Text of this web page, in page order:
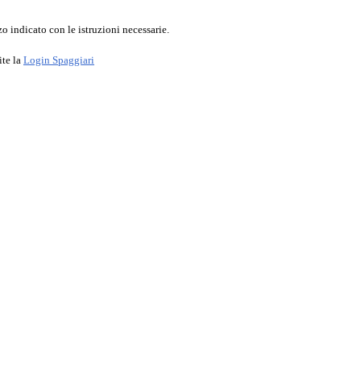
indicato con le istruzioni necessarie.
la Login Spaggiari